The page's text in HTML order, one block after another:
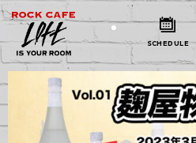
SCHEDULE